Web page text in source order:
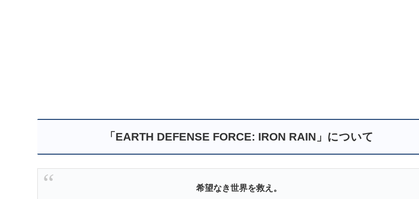
「EARTH DEFENSE FORCE: IRON RAIN」について
希望なき世界を救え。